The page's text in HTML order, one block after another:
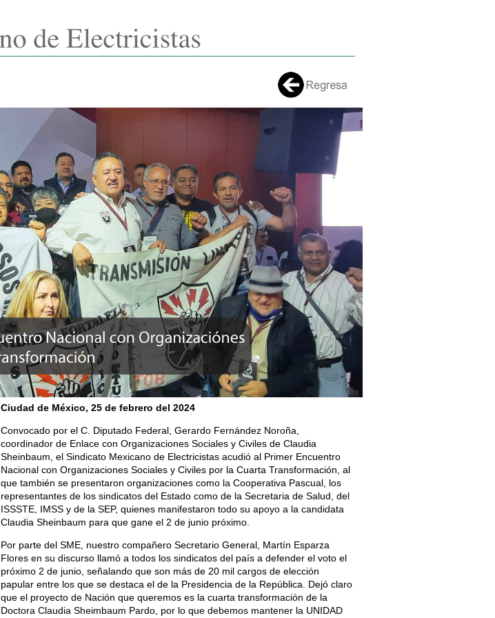
Ciudad de México, 25 de febrero del 2024
Convocado por el C. Diputado Federal, Gerardo Fernández Noroña,
coordinador de Enlace con Organizaciones Sociales y Civiles de Claudia
Sheinbaum, el Sindicato Mexicano de Electricistas acudió al Primer Encuentro
Nacional con Organizaciones Sociales y Civiles por la Cuarta Transformación, al
que también se presentaron organizaciones como la Cooperativa Pascual, los
representantes de los sindicatos del Estado como de la Secretaria de Salud, del
ISSSTE, IMSS y de la SEP, quienes manifestaron todo su apoyo a la candidata
Claudia Sheinbaum para que gane el 2 de junio próximo.
Por parte del SME, nuestro compañero Secretario General, Martín Esparza
Flores en su discurso llamó a todos los sindicatos del país a defender el voto el
próximo 2 de junio, señalando que son más de 20 mil cargos de elección
papular entre los que se destaca el de la Presidencia de la República. Dejó claro
que el proyecto de Nación que queremos es la cuarta transformación de la
Doctora Claudia Sheimbaum Pardo, por lo que debemos mantener la UNIDAD